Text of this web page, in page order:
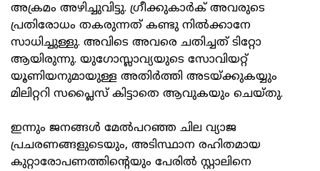
അക്രമം അഴിച്ചുവിട്ടു. ഗ്രീക്കുകാർക് അവരുടെ
പ്രതിരോധം തകരുന്നത് കണ്ടു നിൽക്കാനേ
സാധിച്ചുള്ളു. അവിടെ അവരെ ചതിച്ചത് ടിറ്റോ
ആയിരുന്നു. യുഗോസ്ലാവ്യയുടെ സോവിയറ്റ്
യൂണിയനുമായുള്ള അതിർത്തി അടയ്ക്കുകയ്യും
മിലിറ്ററി സപ്ലൈസ് കിട്ടാതെ ആവുകയും ചെയ്തു.
ഇന്നും ജനങ്ങൾ മേൽപറഞ്ഞ ചില വ്യാജ
പ്രചരണങ്ങളുടെയും, അടിസ്ഥാന രഹിതമായ
കുറ്റാരോപണത്തിന്റെയും പേരിൽ സ്റ്റാലിനെ